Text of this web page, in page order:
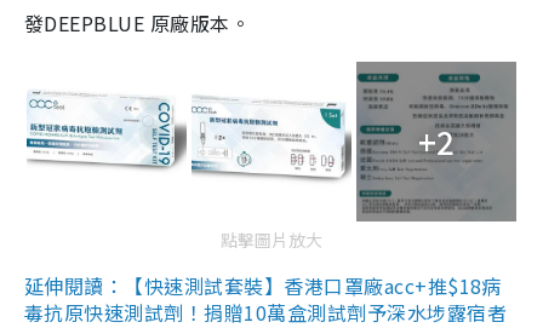
發DEEPBLUE 原廠版本。
+2
點擊圖片放大
延伸閱讀：【快速測試套裝】香港口罩廠acc+推$18病
毒抗原快速測試劑！捐贈10萬盒測試劑予深水埗露宿者